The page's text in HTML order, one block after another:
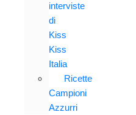
interviste
di
Kiss
Kiss
Italia
Ricette
Campioni
Azzurri